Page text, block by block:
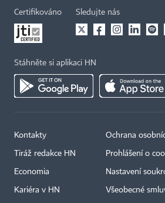
Certifikováno Sledujte nás
Stáhněte si aplikaci HN
Kontakty
Tiráž redakce HN
Economia
Kariéra v HN
Ochrana
Prohlášení o
Nastavení
Všeobecné